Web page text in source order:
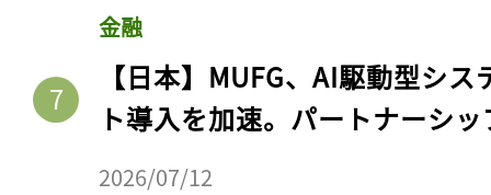
金融
【日本】MUFG、AI駆動型シ
ト導入を加速。パートナーシ
2026/07/12